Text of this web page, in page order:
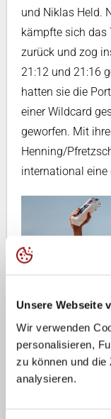
Unsere Webseite
Wir verwenden
personalisieren,
zu können und
analysieren.
und Niklas Held.
kämpfte sich das
zurück und zog
21:12 und 21:16
hatten sie die
einer Wildcard
geworfen. Mit
Henning/
international eine
Paul Henning und